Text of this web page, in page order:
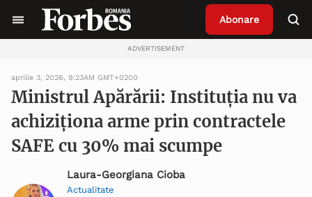
Abonare
ADVERTISEMENT
aprilie 3, 2026, 9:23AM GMT+0200
Ministrul Apărării: Instituția nu va
achiziționa arme prin contractele
SAFE cu 30% mai scumpe
Laura-Georgiana Cioba
Actualitate